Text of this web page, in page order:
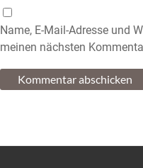
Name, E-Mail-Adresse und
meinen nächsten